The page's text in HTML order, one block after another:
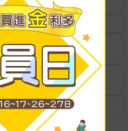
裝訂
紙本平裝
分級 普通級
商品規
格
25開15*21cm
適讀年
齡
全齡適讀
級別
文作品 ＞ 仙俠/武俠